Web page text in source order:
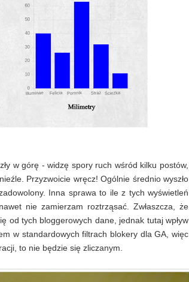
w górę - widzę spory ruch wśród kilku postów,
Przyzwoicie wręcz! Ogólnie średnio wyszło
Inna sprawa to ile z tych wyświetleń
nie zamierzam roztrząsać. Zwłaszcza, że
od tych bloggerowych dane, jednak tutaj wpływ
w standardowych filtrach blokery dla GA, więc
to nie będzie się zliczanym.